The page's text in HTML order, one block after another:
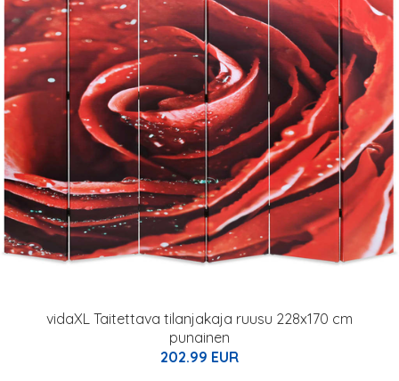
vidaXL Taitettava tilanjakaja ruusu 228x170 cm
punainen
202.99 EUR